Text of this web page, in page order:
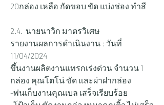
20กล่อง เหลือ กัดขอบ ขัด แบ่งช่อง ทำสี
2.4.  นายนาวิก มาตรวิเศษ
รายงานผลการดำเนินงาน : วันที่
11/04/2024
ขึ้นงานผลิตงานแทรกเร่งด่วน จำนวน 1
กล่อง คุณโตโน่ ขัด และผ่าฝากล่อง
-พ่นเก็บงานคุณเบล เสร็จเรียบร้อย